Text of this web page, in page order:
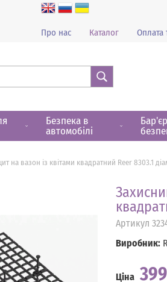
Про нас Каталог Оплата
Безпека в
автомобілі
на вазон із квітами квадратний Reer 8303.1
Артикул
Виробник:
Ціна